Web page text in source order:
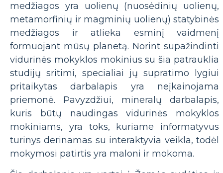
medžiagos yra uolienų (nuosėdinių uolienų,
metamorfinių ir magminių uolienų) statybinės
medžiagos ir atlieka esminį vaidmenį
formuojant mūsų planetą. Norint supažindinti
vidurinės mokyklos mokinius su šia patrauklia
studijų sritimi, specialiai jų supratimo lygiui
pritaikytas darbalapis yra neįkainojama
priemonė. Pavyzdžiui, mineralų darbalapis,
kuris būtų naudingas vidurinės mokyklos
mokiniams, yra toks, kuriame informatyvus
turinys derinamas su interaktyvia veikla, todėl
mokymosi patirtis yra maloni ir mokoma.